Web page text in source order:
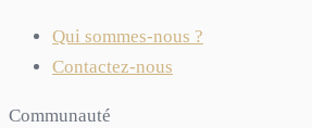
Qui sommes-nous ?
Contactez-nous
Communauté